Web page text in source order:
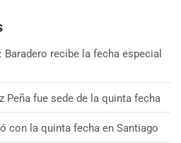
Baradero recibe la fecha especial
Peña fue sede de la quinta fecha
con la quinta fecha en Santiago